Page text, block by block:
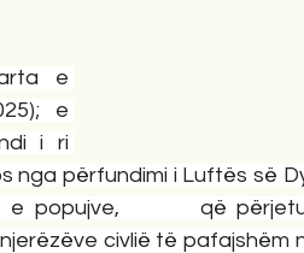
e
e
i ri
nga përfundimi i Luftës së
e popujve,        që
civlië të pafajshëm